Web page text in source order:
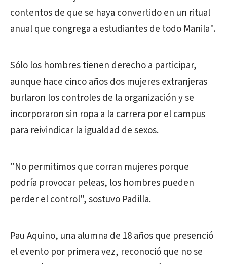
contentos de que se haya convertido en un ritual
anual que congrega a estudiantes de todo Manila".
Sólo los hombres tienen derecho a participar,
aunque hace cinco años dos mujeres extranjeras
burlaron los controles de la organización y se
incorporaron sin ropa a la carrera por el campus
para reivindicar la igualdad de sexos.
"No permitimos que corran mujeres porque
podría provocar peleas, los hombres pueden
perder el control", sostuvo Padilla.
Pau Aquino, una alumna de 18 años que presenció
el evento por primera vez, reconoció que no se